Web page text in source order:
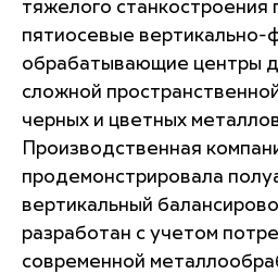
тяжелого станкостроения
пятиосевые вертикально-
обрабатывающие центры
сложной
черных и цветных
Производственная
продемонстрировала
вертикальный
разработан с учетом
современной